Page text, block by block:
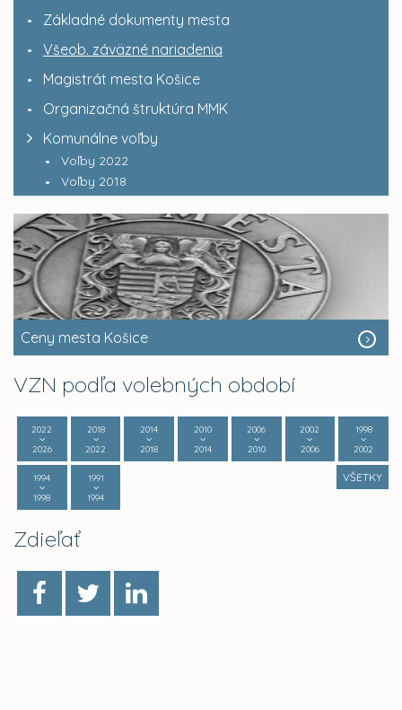
Základné dokumenty mesta
Všeob. záväzné nariadenia
Magistrát mesta Košice
Organizačná štruktúra MMK
Komunálne voľby
Voľby 2022
Voľby 2018
Ceny mesta Košice
VZN podľa volebných období
2022
2026
2018
2022
2014
2018
2010
2014
2006
2010
2002
2006
1998
2002
1994
1998
1991
1994
VŠETKY
Zdieľať